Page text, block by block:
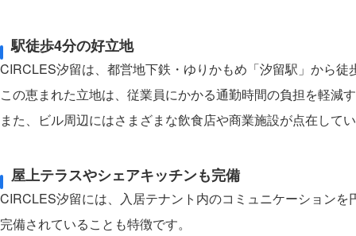
駅徒歩4分の好立地
CIRCLES汐留は、都営地下鉄・ゆりかもめ「汐留駅」から
この恵まれた立地は、従業員にかかる通勤時間の負担を軽減
また、ビル周辺にはさまざまな飲食店や商業施設が点在して
屋上テラスやシェアキッチンも完備
CIRCLES汐留には、入居テナント内のコミュニケーション
完備されていることも特徴です。